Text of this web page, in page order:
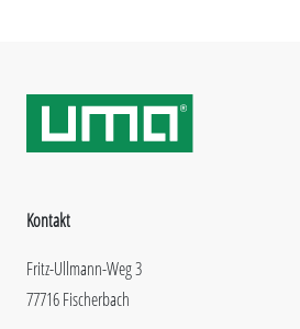
Kontakt
Fritz-Ullmann-Weg 3
77716 Fischerbach